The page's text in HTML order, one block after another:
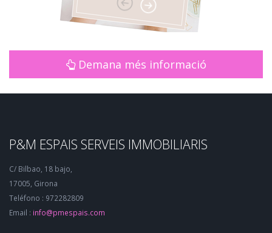
Demana més informació
P&M ESPAIS SERVEIS IMMOBILIARIS
C/ Bilbao, 18 bajo,
17005, Girona
Teléfono : 972282809
Email : info@pmespais.com